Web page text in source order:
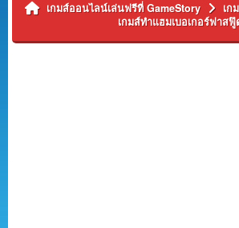
เกมส์ออนไลน์เล่นฟรีที่ GameStory
เก
เกมส์ทำแฮมเบอเกอร์ฟาสฟู๊